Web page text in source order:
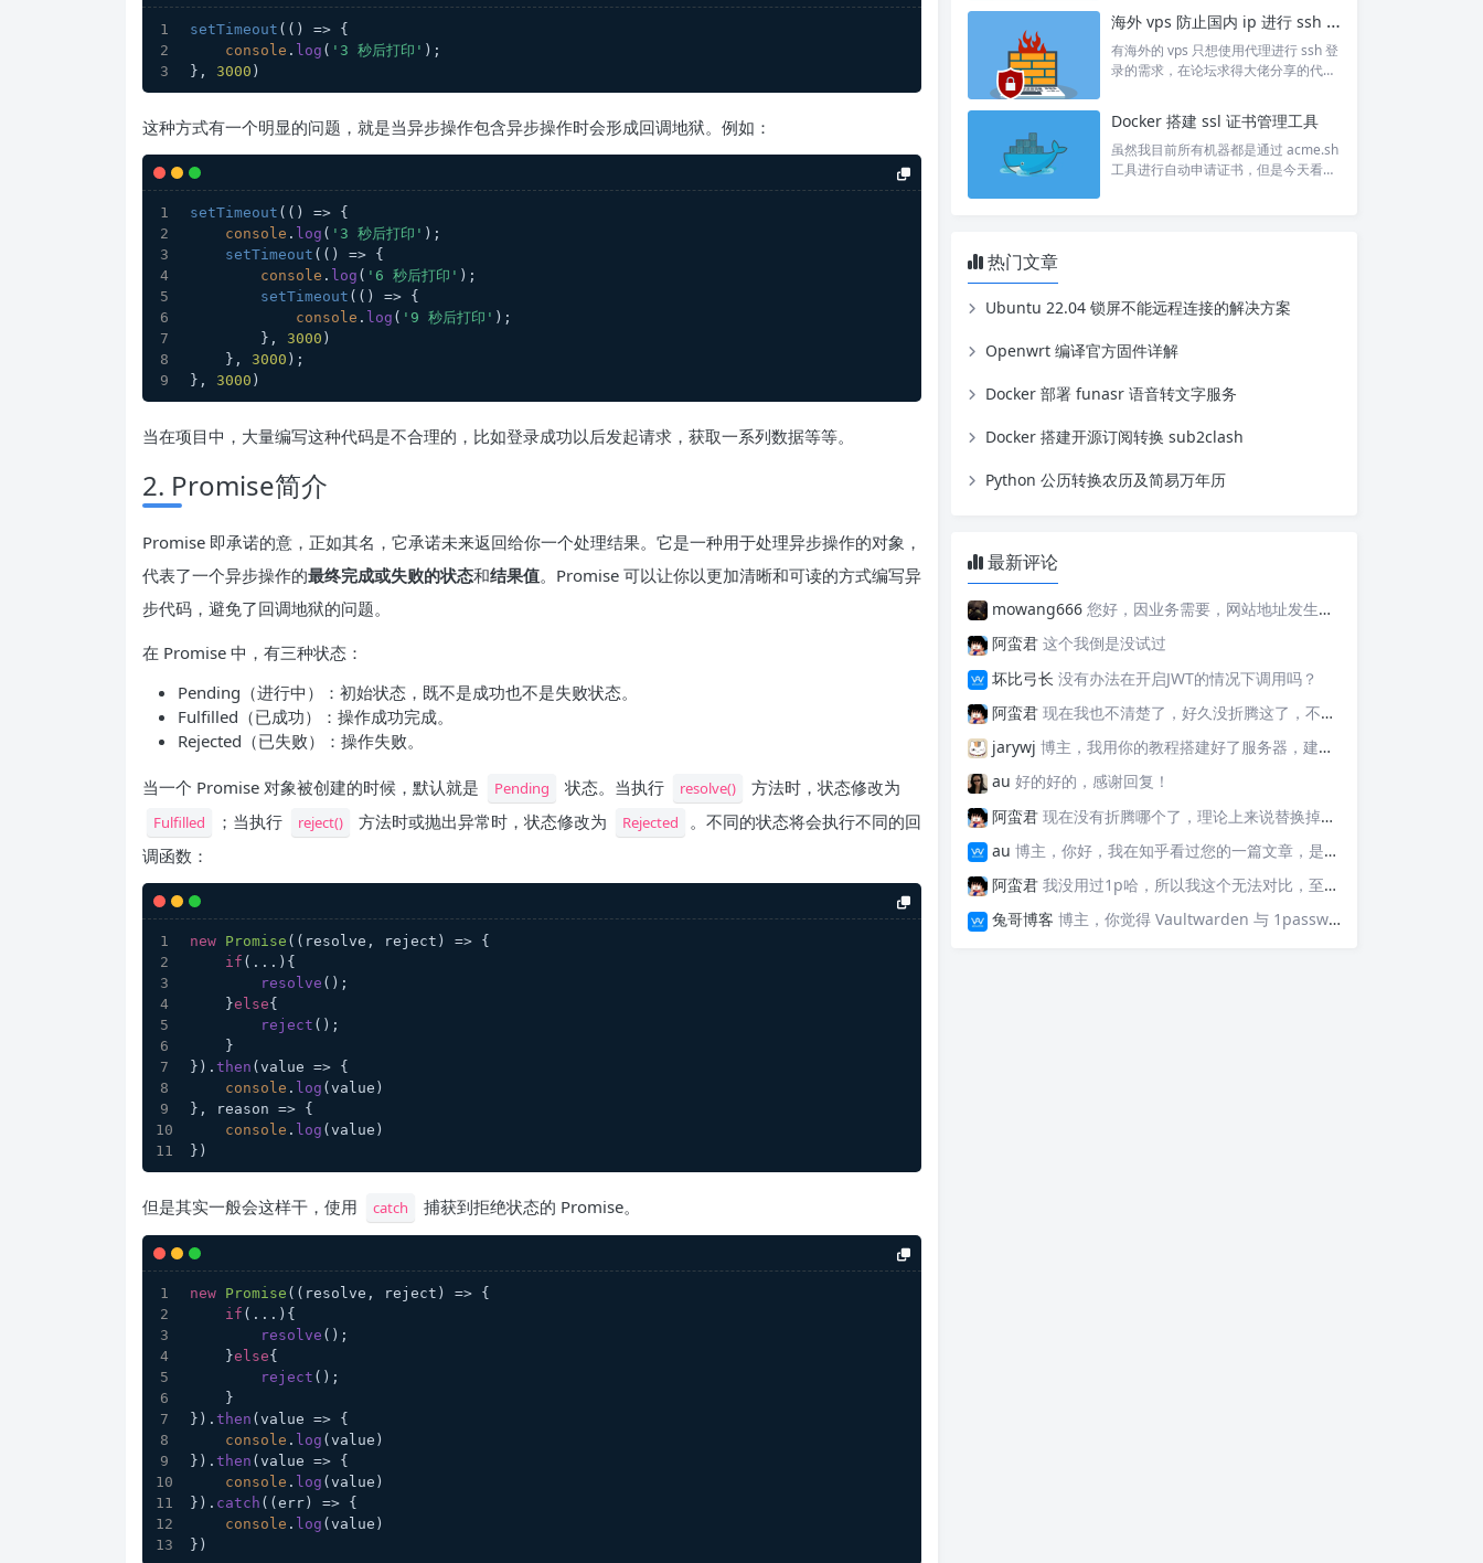
setTimeout ( () => {
console . log ( '3 秒后打印' );
}, 3000 )
这种方式有一个明显的问题，就是当异步操作包含异步操作时会形成回调地狱。例如：
setTimeout ( () => {
console . log ( '3 秒后打印' );
setTimeout ( () => {
console . log ( '6 秒后打印' );
setTimeout ( () => {
console . log ( '9 秒后打印' );
        },
3000 )
    },
3000 );
}, 3000 )
当在项目中，大量编写这种代码是不合理的，比如登录成功以后发起请求，获取一系列数据等等。
2. Promise简介
Promise 即承诺的意，正如其名，它承诺未来返回给你一个处理结果。它是一种用于处理异步操作的对象，
代表了一个异步操作的最终完成或失败的状态和结果值。Promise 可以让你以更加清晰和可读的方式编写异
步代码，避免了回调地狱的问题。
在 Promise 中，有三种状态：
Pending（进行中）：初始状态，既不是成功也不是失败状态。
Fulfilled（已成功）：操作成功完成。
Rejected（已失败）：操作失败。
当一个 Promise 对象被创建的时候，默认就是 Pending 状态。当执行 resolve() 方法时，状态修改为
Fulfilled ；当执行 reject() 方法时或抛出异常时，状态修改为 Rejected
。不同的状态将会执行不同的回
调函数：
new Promise ( ( resolve, reject ) => {
if (...){
resolve ();
    }
else{
reject ();
    }
}). then ( value => {
console . log (value)
},
reason => {
console . log (value)
})
但是其实一般会这样干，使用 catch 捕获到拒绝状态的 Promise。
new Promise ( ( resolve, reject ) => {
if (...){
resolve ();
    }
else{
reject ();
    }
}). then ( value => {
console . log (value)
}). then ( value => {
console . log (value)
}). catch ( ( err ) => {
console . log (value)
})
然是图床工具，但是图片占用的不是自
己服务器的空间，感觉这点还是挺好
的。只需要使用 github 进行授权即
可，上传的图片自动存储在仓库中。 其
并不存服务器上，而且如果使用 OAuth
授权登录，那么会跳转到官方地址。但
是，已经构建了，想自建还是...
海外 vps 防止国内 ip 进行 ssh 登录
有海外的 vps 只想使用代理进行 ssh 登
录的需求，在论坛求得大佬分享的代
设置为定时任务定时执行。 #!/bin/bas
h # Block traffic from a specific count
ry # written by vpsee.com # modify b
y www.amjun.com #set -x # caronta
Docker 搭建 ssl 证书管理工具
虽然我目前所有机器都是通过 acme.sh
工具进行自动申请证书，但是今天看见
pose 进行安装： version: '3.0' se...
热门文章
Ubuntu 22.04 锁屏不能远程连接的解决方案
Openwrt 编译官方固件详解
Docker 部署 funasr 语音转文字服务
Docker 搭建开源订阅转换 sub2clash
Python 公历转换农历及简易万年历
最新评论
mowang666 您好，因业务需要，网站地址发生变更，信息如下： 网站名称: 新锐博客 网站地址: https://blog.xrbk.cn 网站图标: https://blog.xrbk.cn/favicon.png 网站描述: 记录学习与分享资源 RSS地址：https://blog.xrbk.cn/atom.xml 请您及时更新，给你带来的不便敬请谅解
阿蛮君 这个我倒是没试过
坏比弓长 没有办法在开启JWT的情况下调用吗？
阿蛮君 现在我也不清楚了，好久没折腾这了，不好意思哈，现在用的tailscale
jarywj 博主，我用你的教程搭建好了服务器，建好了网络，但是客户端在替换planet文件后，加入了网络，服务器上看不到这个加入的客户端，这是为什么呢？
au 好的好的，感谢回复！
阿蛮君 现在没有折腾哪个了，理论上来说替换掉那些api就可以检测，https://v6.ident.me, https://6.ipw.cn, https://v6.yinghualuo.cn/bejson，不过我没有试过不知道行不行。我现在是用ddns-go这款工具。动态解析域名，并且可以触发webhook给我发送邮件的
au 博主，你好，我在知乎看过您的一篇文章，是关于使用Docker部署容器监控公网IP变动并主动发送邮件的“https://zhuanlan.zhihu.com/p/568074329”这篇文章，我想问的是，这个可以监控IPv6的变化并发送邮件嘛？因为我现在测试了，它只能发送IPv4的，请问如果要添加IPv6的变化，我该如何操作呢？谢谢您！
阿蛮君 我没用过1p哈，所以我这个无法对比，至少Vaultwarden我用了一两年感觉还不错
兔哥博客 博主，你觉得 Vaultwarden 与 1password 比哪个好用？我个人一直在用付费版的 1password，但最近也想自建试试Vaultwarden，又担心用不惯。